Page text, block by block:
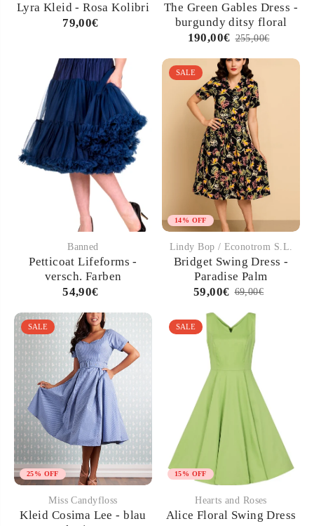
Lyra Kleid - Rosa Kolibri
79,00€
The Green Gables Dress -
burgundy ditsy floral
190,00€ 255,00€
Banned
Petticoat Lifeforms -
versch. Farben
54,90€
14% OFF
SALE
Lindy Bop / Econotrom S.L.
Bridget Swing Dress -
Paradise Palm
59,00€ 69,00€
25% OFF
SALE
Miss Candyfloss
Kleid Cosima Lee - blau
15% OFF
SALE
Hearts and Roses
Alice Floral Swing Dress